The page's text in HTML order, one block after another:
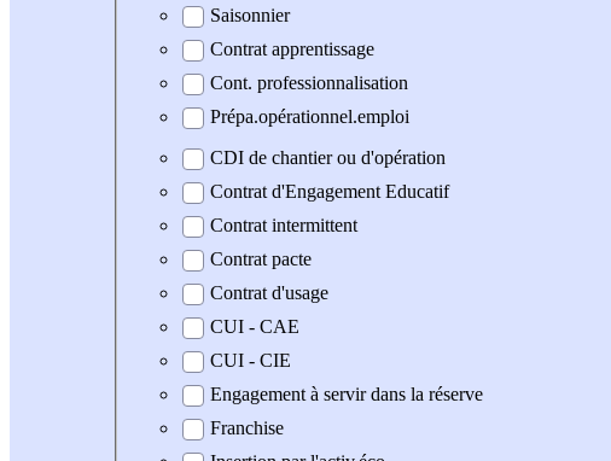
Saisonnier
Contrat apprentissage
Cont. professionnalisation
Prépa.opérationnel.emploi
CDI de chantier ou d'opération
Contrat d'Engagement Educatif
Contrat intermittent
Contrat pacte
Contrat d'usage
CUI - CAE
CUI - CIE
Engagement à servir dans la réserve
Franchise